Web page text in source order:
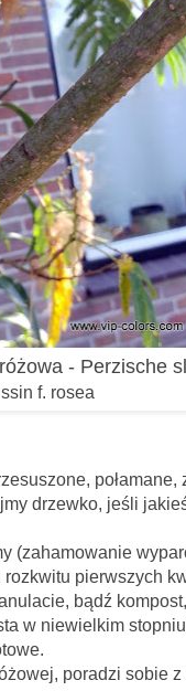
- Perzische
f. rosea
połamane,
drzewko, jeśli
pierwszych
bądź
w niewielkim
sobie z